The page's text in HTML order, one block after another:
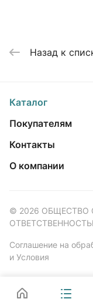
Назад к
Каталог
Покупателям
Контакты
О компании
© 2026 ОБЩЕСТВО
Соглашение на
и Условия